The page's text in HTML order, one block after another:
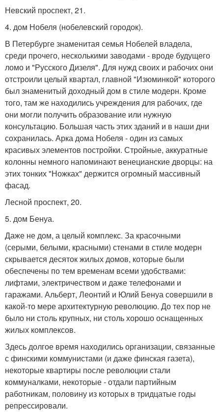
Невский проспект, 21.
4. дом Нобеля (нобелевский городок).
В Петербурге знаменитая семья Нобелей владела,
среди прочего, несколькими заводами - вроде будущего
ломо и "Русского Дизеля". Для нужд своих и рабочих они
отстроили целый квартал, главной "Изюминкой" которого
был знаменитый доходный дом в стиле модерн. Кроме
того, там же находились учреждения для рабочих, где
они могли получить образование или нужную
консультацию. Большая часть этих зданий и в наши дни
сохранилась. Арка дома Нобеля - один из самых
красивых элементов постройки. Стройные, аккуратные
колонны немного напоминают венецианские дворцы: на
этих тонких "Ножках" держится огромный массивный
фасад.
Лесной проспект, 20.
5. дом Бенуа.
Даже не дом, а целый комплекс. За красочными
(серыми, белыми, красными) стенами в стиле модерн
скрывается десяток жилых домов, которые были
обеспечены по тем временам всеми удобствами:
лифтами, электричеством и даже телефонами и
гаражами. Альберт, Леонтий и Юлий Бенуа совершили в
какой-то мере архитектурную революцию. До тех пор не
было ни столь крупных, ни столь хорошо оснащенных
жилых комплексов.
Здесь долгое время находились организации, связанные
с финскими коммунистами (и даже финская газета),
некоторые квартиры после революции стали
коммуналками, некоторые - отдали партийным
работникам, половину из которых в тридцатые годы
репрессировали.